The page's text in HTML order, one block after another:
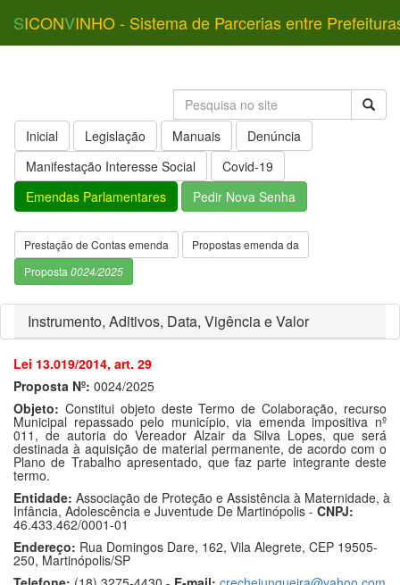
SICONVINHO - Sistema de Parcerias entre
Inicial Legislação Manuais
Denúncia
Manifestação Interesse Social
Covid-19
Emendas Parlamentares
Pedir Nova Senha
Prestação de Contas emenda
Propostas emenda da
Proposta 0024/2025
Instrumento, Aditivos, Data, Vigência e Valor
Lei 13.019/2014, art. 29
Proposta Nº: 0024/2025
Objeto: Constitui objeto deste Termo de Colaboração, recurso
Municipal repassado pelo município, via emenda impositiva nº
011, de autoria do Vereador Alzair da Silva Lopes, que será
destinada à aquisição de material permanente, de acordo com o
Plano de Trabalho apresentado, que faz parte integrante deste
termo.
Entidade: Associação de Proteção e Assistência à Maternidade, à
Infância, Adolescência e Juventude De Martinópolis - CNPJ:
46.433.462/0001-01
Endereço: Rua Domingos Dare, 162, Vila Alegrete, CEP 19505-
250, Martinópolis/SP